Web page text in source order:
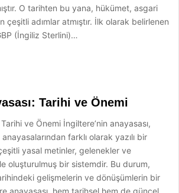
O tarihten bu yana, hükümet, asgari
çeşitli adımlar atmıştır. İlk olarak belirlenen
(İngiliz Sterlini)…
Tarihi ve Önemi
ve Önemi İngiltere’nin anayasası,
farklı olarak yazılı bir
yasal metinler, gelenekler ve
oluşturulmuş bir sistemdir. Bu durum,
gelişmelerin ve dönüşümlerin bir
anayasası, hem tarihsel hem de güncel